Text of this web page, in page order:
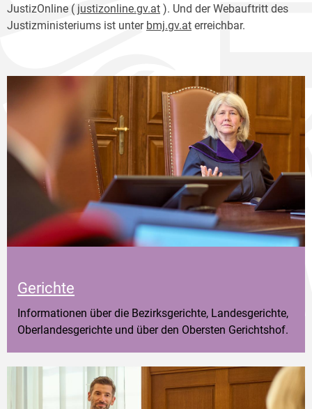
JustizOnline ( justizonline.gv.at ). Und der Webauftritt des
Justizministeriums ist unter bmj.gv.at erreichbar.
Gerichte
Informationen über die Bezirksgerichte, Landesgerichte,
Oberlandesgerichte und über den Obersten Gerichtshof.